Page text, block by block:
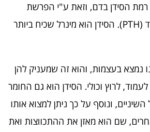
רמת הסידן בדם, וזאת ע"י הפרשת
הורמון הפרתירואיד (PTH). הסידן הוא מינרל שכיח ביותר
כ- 99% ממנו נמצא בעצמות, והוא זה שמעניק להן
לרוץ וכולי. הסידן הוא גם החומר
ונוסף על כך ניתן למצוא אותו
שם הוא מאזן את ההתכווצות ואת